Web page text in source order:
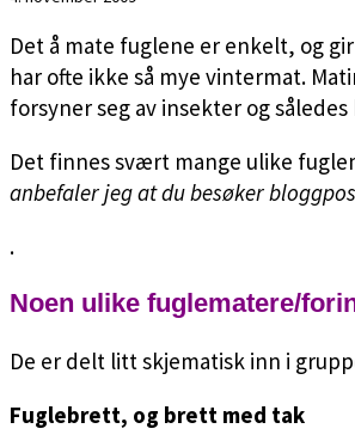
Det å mate fuglene er enkelt, og
har ofte ikke så mye vintermat.
forsyner seg av insekter og
Det finnes svært mange ulike
anbefaler jeg at du besøker
.
Noen ulike fuglematere/
De er delt litt skjematisk inn i
Fuglebrett, og brett med tak